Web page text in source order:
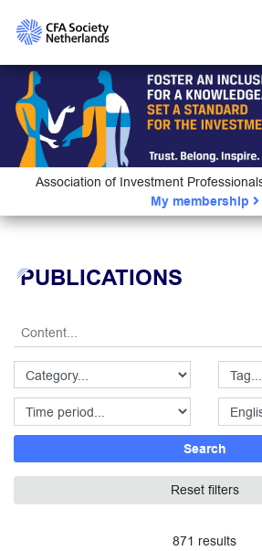
Association of Investment
My membership
PUBLICATIONS
Search
Reset filters
871 results